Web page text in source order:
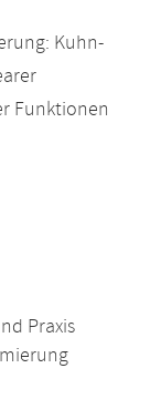
Kuhn-
Funktionen
Praxis